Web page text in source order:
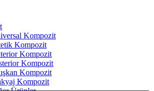
Kompozit
Kompozit
Kompozit
Kompozit
Kompozit
Kompozit